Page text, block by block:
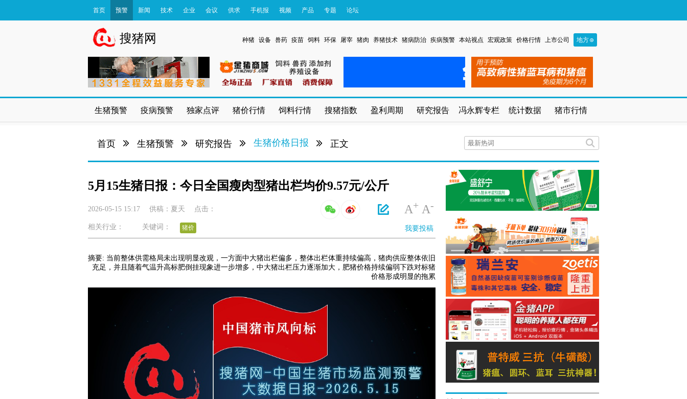
首页 预警 新闻 技术 企业 会议 供求 手机报 视频 产品 专题 论坛
数据库
搜猪网 种猪 设备 兽药 疫苗 饲料 环保 屠宰 猪肉 养猪技术 猪病防治 疾病预警 本站视点 宏观政策 价格行情 上市公司 地方
生猪预警 疫病预警 独家点评 猪价行情 饲料行情 搜猪指数 盈利周期 研究报告 冯永辉专栏 统计数据 猪市行情
首页 生猪预警 研究报告 生猪价格日报 正文
5月15生猪日报：今日全国瘦肉型猪出栏均价9.57元/公斤
2026-05-15 15:17 供稿： 夏天 点击： A+ A-
相关行业： 关键词： 猪价 我要投稿
摘要: 当前整体供需格局未出现明显改观，一方面中大猪出栏偏多，整体出栏体重持续偏高，猪肉供应整体依旧
充足，并且随着气温升高标肥倒挂现象进一步增多，中大猪出栏压力逐渐加大，肥猪价格持续偏弱下跌对标猪
价格形成明显的拖累